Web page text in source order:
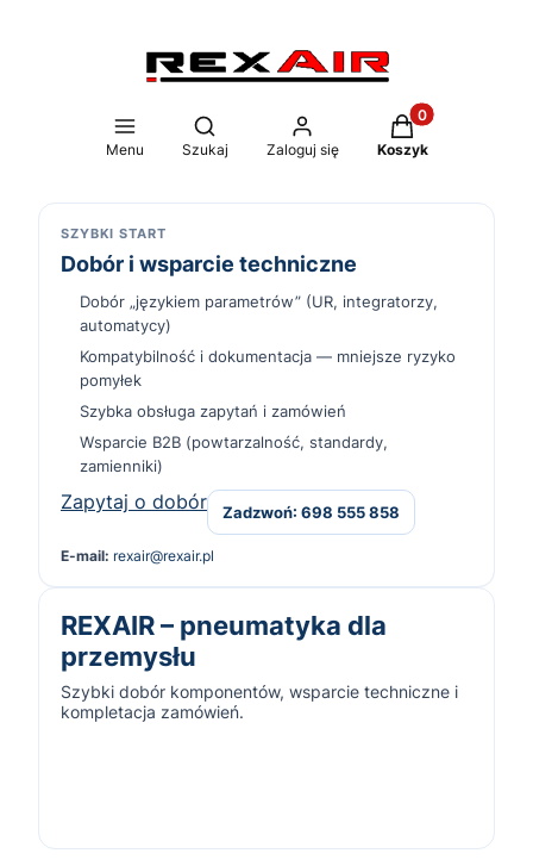
Menu
Otwórz wyszukiwarkę
Szukaj Zaloguj się
Produkty w
Koszyk
SZYBKI START
Dobór i wsparcie techniczne
Dobór „językiem parametrów” (UR, integratorzy,
automatycy)
Kompatybilność i dokumentacja — mniejsze ryzyko
pomyłek
Szybka obsługa zapytań i zamówień
Wsparcie B2B (powtarzalność, standardy,
zamienniki)
Zapytaj o dobór Zadzwoń: 698 555 858
E-mail: rexair@rexair.pl
REXAIR – pneumatyka dla
przemysłu
Szybki dobór komponentów, wsparcie techniczne i
kompletacja zamówień.